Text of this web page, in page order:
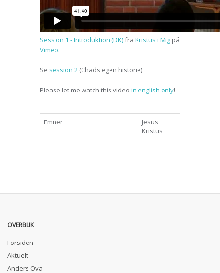
Session 1 - Introduktion (DK)fra Kristus i Mig på
Vimeo.
Se session 2 (Chads egen historie)
Please let me watch this video in english only!
Emner
Jesus
Kristus
OVERBLIK
Forsiden
Aktuelt
Anders Ova